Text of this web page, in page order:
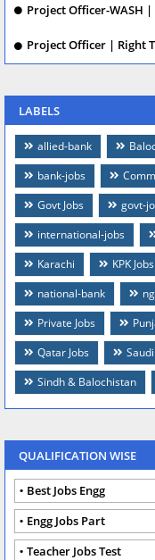
Project Officer-WASH
Project Officer | Right
LABELS
allied-bank
bank-jobs
Govt Jobs
govt-
international-jobs
Karachi
KPK Jobs
national-bank
Private Jobs
Qatar Jobs
Sindh & Balochistan
QUALIFICATION WISE
Best Jobs Engg
Engg Jobs Part
Teacher Jobs Test